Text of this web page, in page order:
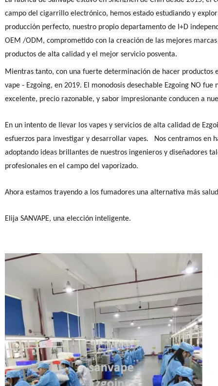
campo del cigarrillo electrónico, hemos estado estudiando y
producción perfecto, nuestro propio departamento de I+D
OEM /ODM, comprometido con la creación de las mejores
productos de alta calidad y el mejor servicio posventa.
Mientras tanto, con una fuerte determinación de hacer
vape - Ezgoing, en 2019. El monodosis desechable Ezgoing NO
excelente, precio razonable, y sabor impresionante conducen a
En un intento de llevar los vapes y servicios de alta calidad de
esfuerzos para investigar y desarrollar vapes. Nos centramos en
adoptando ideas brillantes de nuestros ingenieros y diseñadores
profesionales en el campo del vaporizado.
Ahora estamos trayendo a los fumadores una alternativa más
Elija SANVAPE, una elección inteligente.